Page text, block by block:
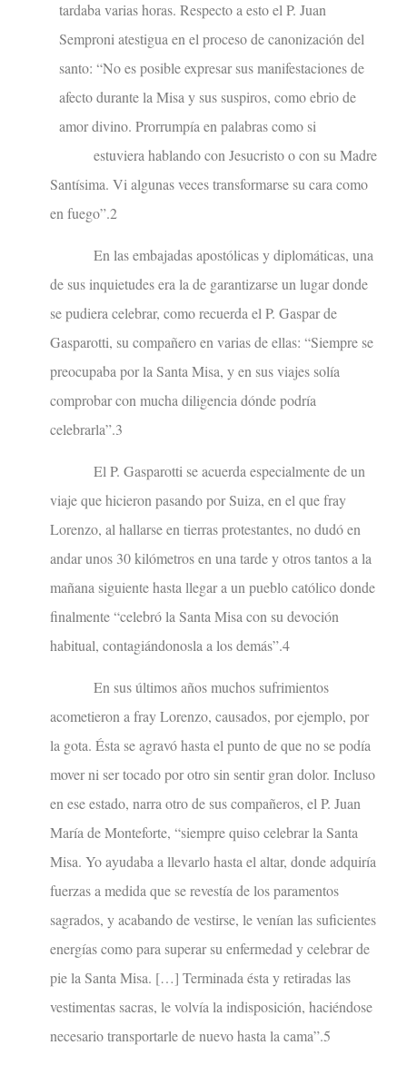
tardaba varias horas. Respecto a esto el P. Juan
Semproni atestigua en el proceso de canonización del
santo: “No es posible expresar sus manifestaciones de
afecto durante la Misa y sus suspiros, como ebrio de
amor divino. Prorrumpía en palabras como si
estuviera hablando con Jesucristo o con su Madre
Santísima. Vi algunas veces transformarse su cara como
en fuego”.2
En las embajadas apostólicas y diplomáticas, una
de sus inquietudes era la de garantizarse un lugar donde
se pudiera celebrar, como recuerda el P. Gaspar de
Gasparotti, su compañero en varias de ellas: “Siempre se
preocupaba por la Santa Misa, y en sus viajes solía
comprobar con mucha diligencia dónde podría
celebrarla”.3
El P. Gasparotti se acuerda especialmente de un
viaje que hicieron pasando por Suiza, en el que fray
Lorenzo, al hallarse en tierras protestantes, no dudó en
andar unos 30 kilómetros en una tarde y otros tantos a la
mañana siguiente hasta llegar a un pueblo católico donde
finalmente “celebró la Santa Misa con su devoción
habitual, contagiándonosla a los demás”.4
En sus últimos años muchos sufrimientos
acometieron a fray Lorenzo, causados, por ejemplo, por
la gota. Ésta se agravó hasta el punto de que no se podía
mover ni ser tocado por otro sin sentir gran dolor. Incluso
en ese estado, narra otro de sus compañeros, el P. Juan
María de Monteforte, “siempre quiso celebrar la Santa
Misa. Yo ayudaba a llevarlo hasta el altar, donde adquiría
fuerzas a medida que se revestía de los paramentos
sagrados, y acabando de vestirse, le venían las suficientes
energías como para superar su enfermedad y celebrar de
pie la Santa Misa. […] Terminada ésta y retiradas las
vestimentas sacras, le volvía la indisposición, haciéndose
necesario transportarle de nuevo hasta la cama”.5